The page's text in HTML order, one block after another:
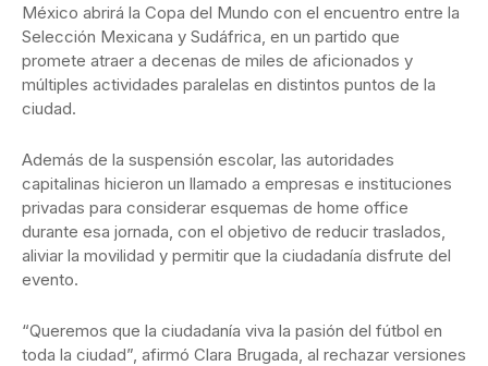
México abrirá la Copa del Mundo con el encuentro entre la
Selección Mexicana y Sudáfrica, en un partido que
promete atraer a decenas de miles de aficionados y
múltiples actividades paralelas en distintos puntos de la
ciudad.
Además de la suspensión escolar, las autoridades
capitalinas hicieron un llamado a empresas e instituciones
privadas para considerar esquemas de home office
durante esa jornada, con el objetivo de reducir traslados,
aliviar la movilidad y permitir que la ciudadanía disfrute del
evento.
“Queremos que la ciudadanía viva la pasión del fútbol en
toda la ciudad”, afirmó Clara Brugada, al rechazar versiones